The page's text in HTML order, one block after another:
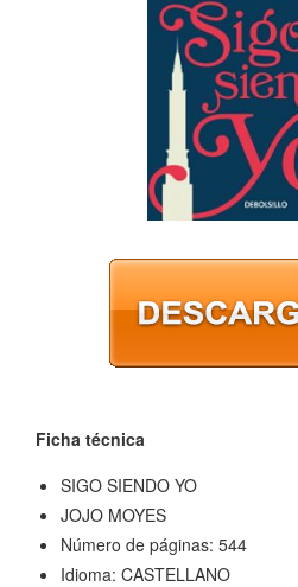
Ficha técnica
SIGO SIENDO YO
JOJO MOYES
Número de páginas: 544
Idioma: CASTELLANO